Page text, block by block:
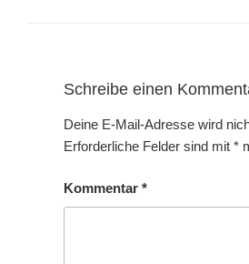
Schreibe einen
Deine E-Mail-Adresse wird
Erforderliche Felder sind mit *
Kommentar *